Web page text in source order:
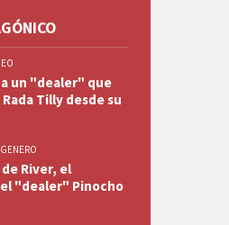
un "dealer" que
Tilly desde su
River, el
"dealer" Pinocho